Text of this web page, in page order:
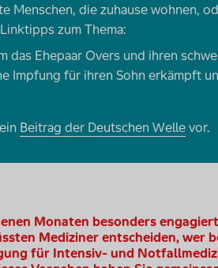
Menschen, die zuhause wohnen,
zum Thema:
das Ehepaar Overs und ihren
Impfung für ihren Sohn erkämpft
Beitrag der Deutschen Wellevor.
Monaten besonders
Mediziner entscheiden, wer
für Intensiv- und